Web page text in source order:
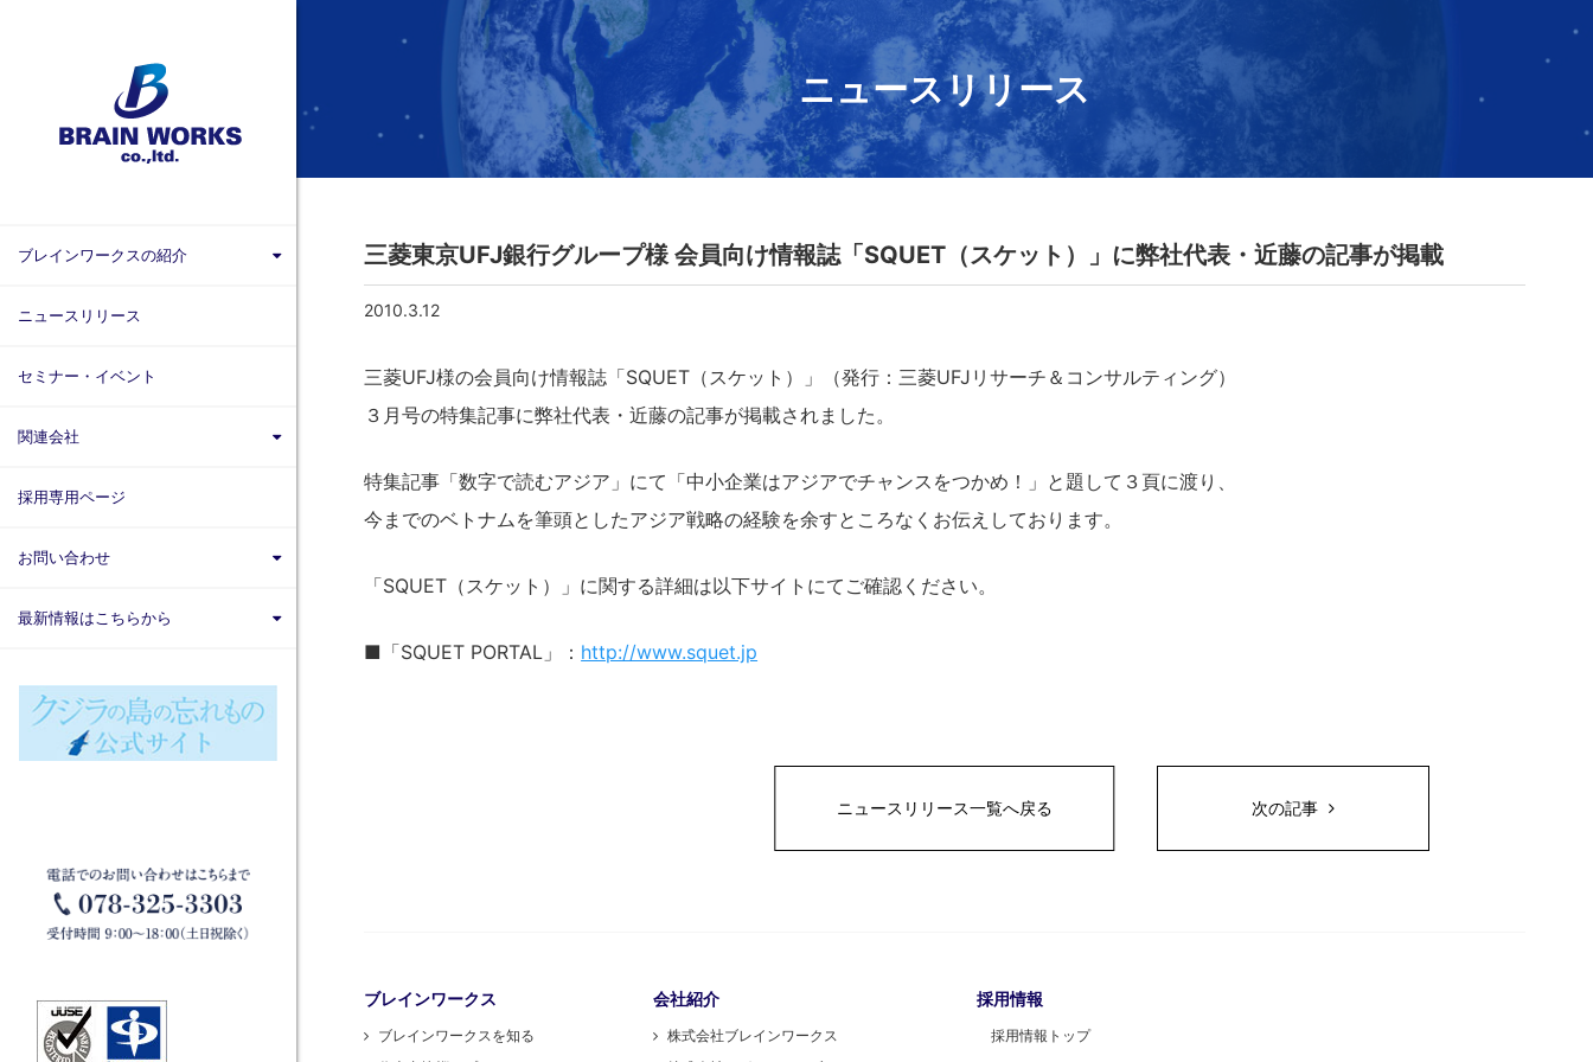
ブレインワークスの紹介
ブレインワークスを知る
官公庁・自治体のご担当者様へ
拠点一覧
ニュースリリース
セミナー・イベント
関連会社
株式会社ＩＴグローバルブレイン
株式会社アグリマスターズ
採用専用ページ
お問い合わせ
サービス内容
エンジニア募集
パートナー募集
最新情報はこちらから
Facebook
ニュースリリース
三菱東京UFJ銀行グループ様 会員向け情報誌「SQUET（スケット）」に弊社代表・近藤の記事が掲載
2010.3.12
三菱UFJ様の会員向け情報誌「SQUET（スケット）」（発行：三菱UFJリサーチ＆コンサルティング）
３月号の特集記事に弊社代表・近藤の記事が掲載されました。
特集記事「数字で読むアジア」にて「中小企業はアジアでチャンスをつかめ！」と題して３頁に渡り、
今までのベトナムを筆頭としたアジア戦略の経験を余すところなくお伝えしております。
「SQUET（スケット）」に関する詳細は以下サイトにてご確認ください。
■「SQUET PORTAL」： http://www.squet.jp
次の記事
ニュースリリース一覧へ戻る
ブレインワークス
ブレインワークスを知る
会社紹介
株式会社ブレインワークス
採用情報
採用情報トップ